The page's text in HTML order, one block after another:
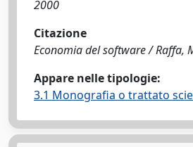
2000
Citazione
Economia del software / Raffa,
Appare nelle tipologie:
3.1 Monografia o trattato